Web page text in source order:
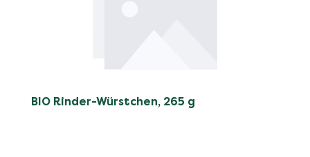
BIO Rinder-Würstchen, 265 g